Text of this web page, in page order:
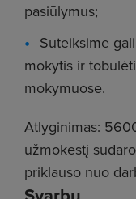
pasiūlymus;
Suteiksime
mokytis ir
mokymuose.
Atlyginimas:
užmokestį
priklauso nuo